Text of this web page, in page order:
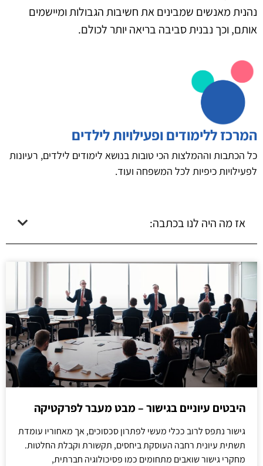
נהנית מאנשים שמבינים את חשיבות הגבולות ומיישמים
אותם, וכך נבנית סביבה בריאה יותר לכולם.
המרכז ללימודים ופעילויות לילדים
כל הכתבות וההמלצות הכי טובות בנושא לימודים לילדים, רעיונות
לפעילויות כיפיות לכל המשפחה ועוד.
אז מה היה לנו בכתבה:
היבטים עיוניים בגישור – מבט מעבר לפרקטיקה
גישור נתפס לרוב ככלי מעשי לפתרון סכסוכים, אך מאחוריו עומדת
תשתית עיונית רחבה העוסקת ביחסים, תקשורת וקבלת החלטות.
מחקרי גישור שואבים מתחומים כמו פסיכולוגיה חברתית,